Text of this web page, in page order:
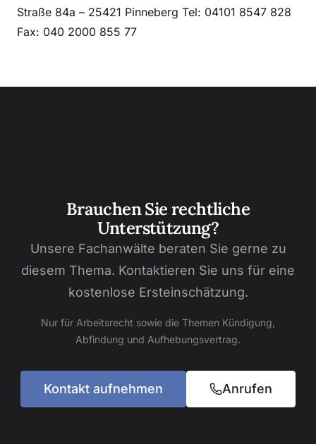
Straße 84a – 25421 Pinneberg Tel: 04101 8547 828
Fax: 040 2000 855 77
Brauchen Sie rechtliche
Unterstützung?
Unsere Fachanwälte beraten Sie gerne zu
diesem Thema. Kontaktieren Sie uns für eine
kostenlose Ersteinschätzung.
Nur für Arbeitsrecht sowie die Themen Kündigung,
Abfindung und Aufhebungsvertrag.
Kontakt aufnehmen Anrufen